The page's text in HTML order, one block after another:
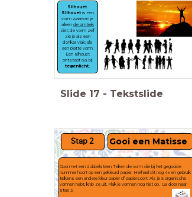
Silhouet
Silhouetis een
vorm waarvan je
alleen de omtrek
ziet; de vorm zelf
zie je als een
donker vlak; als
een platte vorm.
Een silhouet
ontstaat o.a. bij
tegenlicht.
Slide 17 - Tekstslide
Stap 2
Gooi met een dobbelsteen. Teken de vorm die bij het gegooide
nummer hoort op een gekleurd papier. Herhaal dit nog 4x en gebruik
telkens een andere kleur papier of papiersoort. Als je 5 organische
vormen hebt, knip ze uit. Plak je vormen nog niet op. Ga door naar
stap 3.
Gooi een Matisse